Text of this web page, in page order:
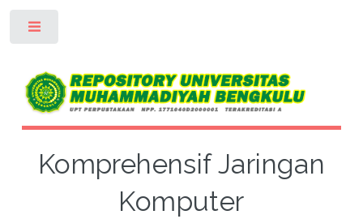
Komprehensif Jaringan
Komputer